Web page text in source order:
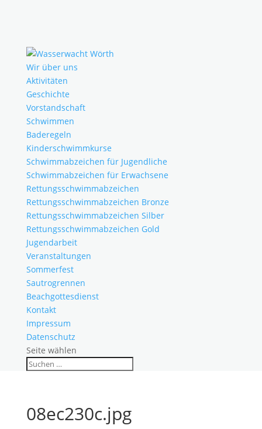
Wir über uns
Aktivitäten
Geschichte
Vorstandschaft
Schwimmen
Baderegeln
Kinderschwimmkurse
Schwimmabzeichen für Jugendliche
Schwimmabzeichen für Erwachsene
Rettungsschwimmabzeichen
Rettungsschwimmabzeichen Bronze
Rettungsschwimmabzeichen Silber
Rettungsschwimmabzeichen Gold
Jugendarbeit
Veranstaltungen
Sommerfest
Sautrogrennen
Beachgottesdienst
Kontakt
Impressum
Datenschutz
Seite wählen
08ec230c.jpg